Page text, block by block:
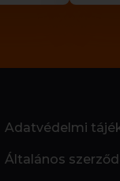
Adatvédelmi
Általános